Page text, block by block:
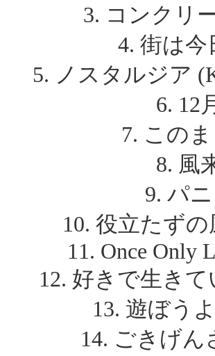
3. コンクリ
4. 街は今
5. ノスタルジア
6. 12
7. この
8. 風
9. パ
10. 役立たずの
11. Once Only
12. 好きで生きて
13. 遊ぼう
14. ごきげ